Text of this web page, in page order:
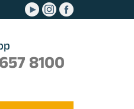
.
.
.
8100